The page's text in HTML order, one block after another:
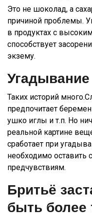
Это не шоколад, а
причиной проблемы.
в продуктах с
способствует
экзему.
Таких историй
предпочитает
ушко иглы и т.п. Но
реальной картине
сработает при
необходимо оставить
предчувствиям.
Бритьё
быть более